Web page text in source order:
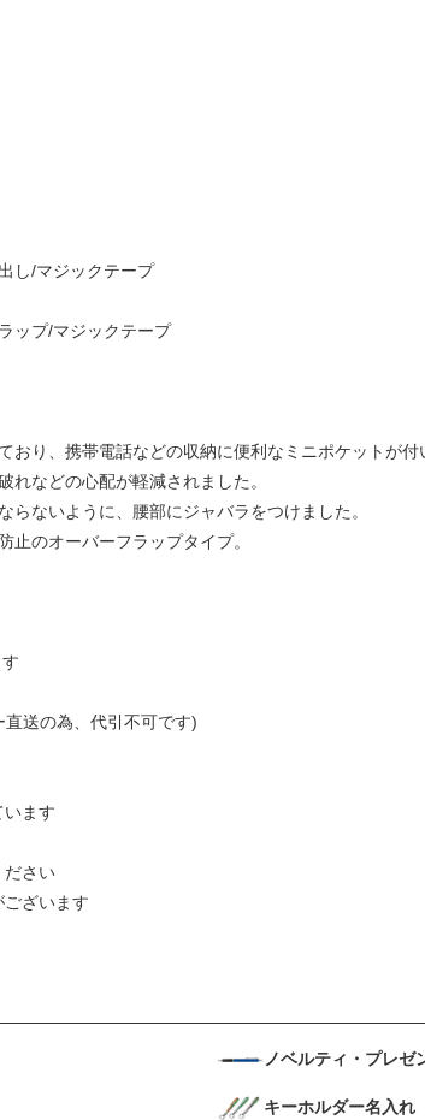
し/マジックテープ
ップ/マジックテープ
おり、携帯電話などの収納に便利なミニポケットが
れなどの心配が軽減されました。
ないように、腰部にジャバラをつけました。
のオーバーフラップタイプ。
送の為、代引不可です)
ます
ださい
ざいます
ノベルティ・プレゼ
キーホルダー名入れ